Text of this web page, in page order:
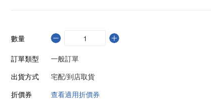
數量
訂單類型
一般訂單
出貨方式
宅配/到店取貨
折價券
查看適用折價券